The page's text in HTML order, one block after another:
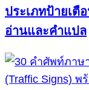
ประเภทป้ายเตื
อ่านและคำแปล